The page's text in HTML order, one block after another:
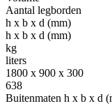
Aantal legborden
h x b x d (mm)
h x b x d (mm)
kg
liters
1800 x 900 x 300
638
Buitenmaten h x b x d